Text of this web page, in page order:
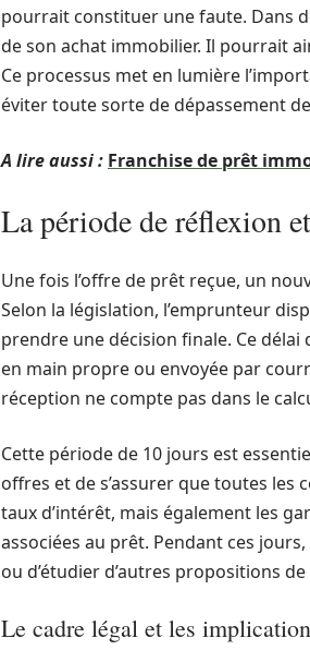
pourrait constituer une faute. Dans
de son achat immobilier. Il pourrait
Ce processus met en lumière
éviter toute sorte de dépassement
A lire aussi : Franchise de prêt
La période de réflexion
Une fois l’offre de prêt reçue, un
Selon la législation, l’emprunteur
prendre une décision finale. Ce délai
en main propre ou envoyée par
réception ne compte pas dans le
Cette période de 10 jours est
offres et de s’assurer que toutes
taux d’intérêt, mais également les
associées au prêt. Pendant ces
ou d’étudier d’autres propositions
Le cadre légal et les